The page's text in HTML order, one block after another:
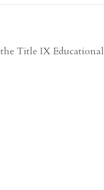
Title IX Educational